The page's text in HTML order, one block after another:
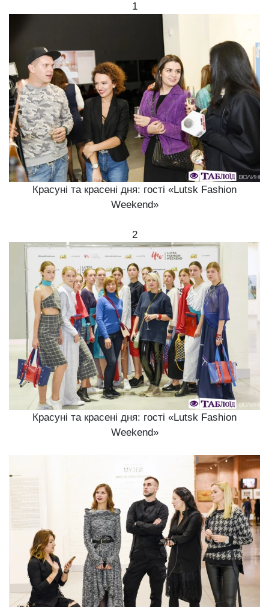
1
Красуні та красені дня: гості «Lutsk Fashion
Weekend»
2
Красуні та красені дня: гості «Lutsk Fashion
Weekend»